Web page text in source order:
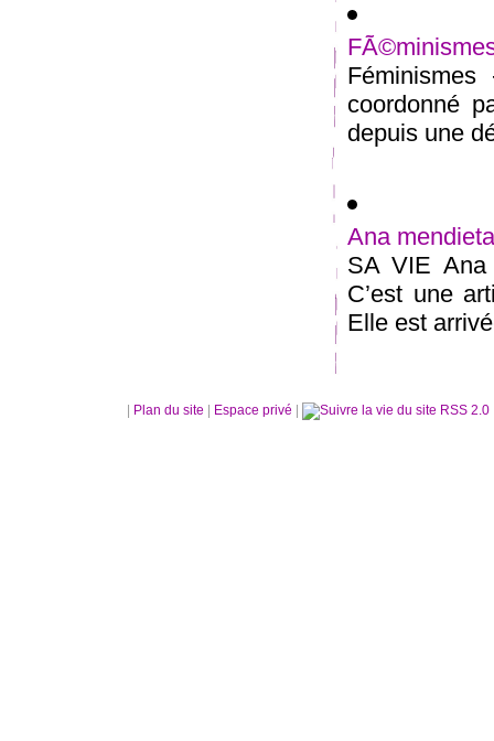
coordonné
depuis une
Ana mendieta
SA VIE
C’est une
Elle est
Plan du site Espace privé RSS 2.0